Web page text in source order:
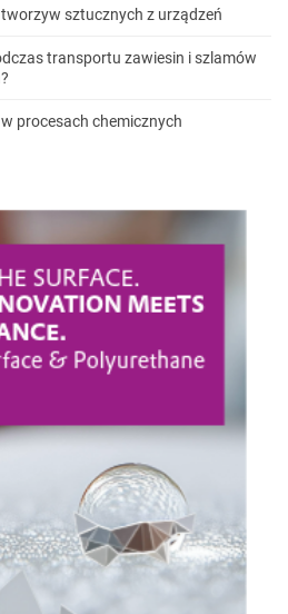
sztucznych z urządzeń
transportu zawiesin i szlamów
procesach chemicznych